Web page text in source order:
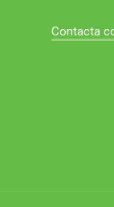
Contacta